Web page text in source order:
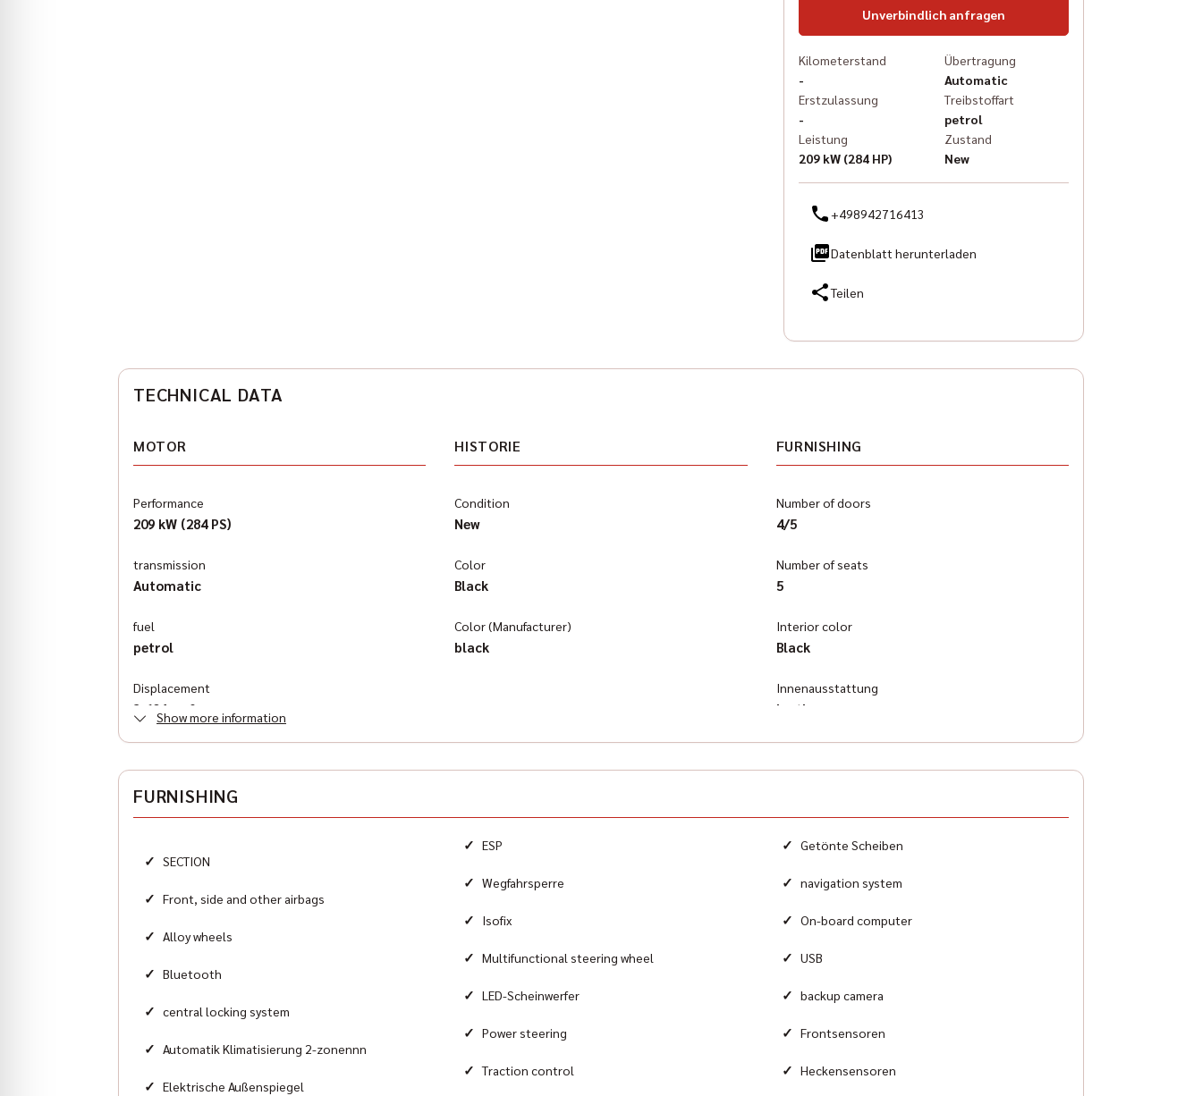
Unverbindlich anfragen
Kilometerstand
-
Erstzulassung
-
Leistung
209 kW (284 HP)
Übertragung
Automatic
Treibstoffart
petrol
Zustand
New
+498942716413
Datenblatt herunterladen
Teilen
TECHNICAL DATA
MOTOR
Performance
209 kW (284 PS)
transmission
Automatic
fuel
petrol
Displacement
3,604 cm³
all wheel drive
Geländewagen
HISTORIE
Condition
New
Color
Black
Color (Manufacturer)
black
FURNISHING
Number of doors
4/5
Number of seats
5
Interior color
Black
Innenausstattung
leather
Automatic climatisation 2 zones
Rubicon
Show more information
FURNISHING
✓ SECTION
✓ Front, side and other airbags
✓ Alloy wheels
✓ Bluetooth
✓ central locking system
✓ Automatik Klimatisierung 2-zonennn
✓ Elektrische Außenspiegel
✓ ESP
✓ Wegfahrsperre
✓ Isofix
✓ Multifunctional steering wheel
✓ LED-Scheinwerfer
✓ Power steering
✓ Traction control
✓ Getönte Scheiben
✓ navigation system
✓ On-board computer
✓ USB
✓ backup camera
✓ Frontsensoren
✓ Heckensensoren